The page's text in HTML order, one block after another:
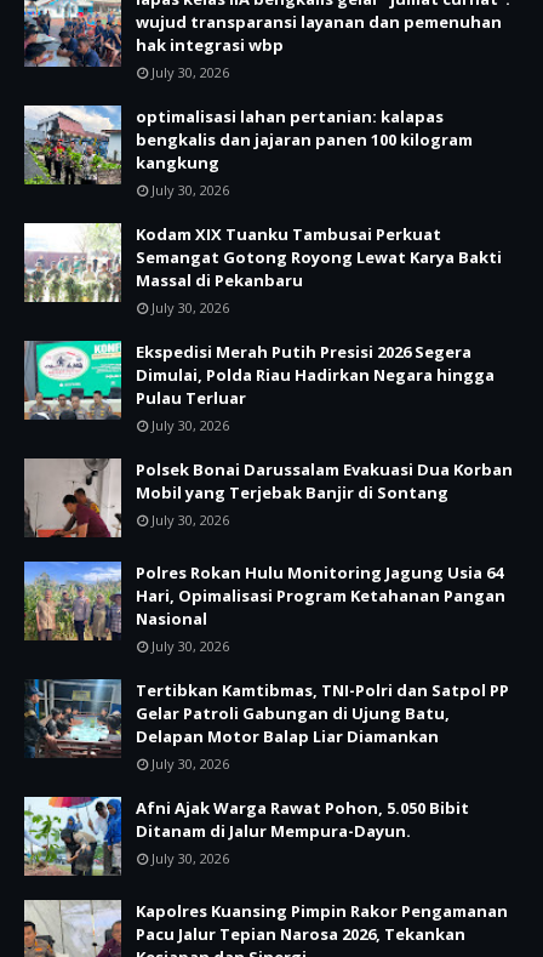
wujud transparansi layanan dan pemenuhan
hak integrasi wbp
July 30, 2026
optimalisasi lahan pertanian: kalapas
bengkalis dan jajaran panen 100 kilogram
kangkung
July 30, 2026
Kodam XIX Tuanku Tambusai Perkuat
Semangat Gotong Royong Lewat Karya Bakti
Massal di Pekanbaru
July 30, 2026
Ekspedisi Merah Putih Presisi 2026 Segera
Dimulai, Polda Riau Hadirkan Negara hingga
Pulau Terluar
July 30, 2026
Polsek Bonai Darussalam Evakuasi Dua Korban
Mobil yang Terjebak Banjir di Sontang
July 30, 2026
Polres Rokan Hulu Monitoring Jagung Usia 64
Hari, Opimalisasi Program Ketahanan Pangan
Nasional
July 30, 2026
Tertibkan Kamtibmas, TNI-Polri dan Satpol PP
Gelar Patroli Gabungan di Ujung Batu,
Delapan Motor Balap Liar Diamankan
July 30, 2026
Afni Ajak Warga Rawat Pohon, 5.050 Bibit
Ditanam di Jalur Mempura-Dayun.
July 30, 2026
Kapolres Kuansing Pimpin Rakor Pengamanan
Pacu Jalur Tepian Narosa 2026, Tekankan